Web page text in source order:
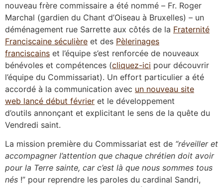
nouveau frère commissaire a été nommé – Fr. Roger
Marchal (gardien du Chant d’Oiseau à Bruxelles) – un
déménagement rue Sarrette aux côtés de la Fraternité
Franciscaine séculière et des Pèlerinages
franciscains et l’équipe s’est renforcée de nouveaux
bénévoles et compétences (cliquez-ici pour découvrir
l’équipe du Commissariat). Un effort particulier a été
accordé à la communication avec un nouveau site
web lancé début février et le développement
d’outils annonçant et explicitant le sens de la quête du
Vendredi saint.
La mission première du Commissariat est de “réveiller et
accompagner l’attention que chaque chrétien doit avoir
pour la Terre sainte, car c’est là que nous sommes tous
nés !” pour reprendre les paroles du cardinal Sandri,